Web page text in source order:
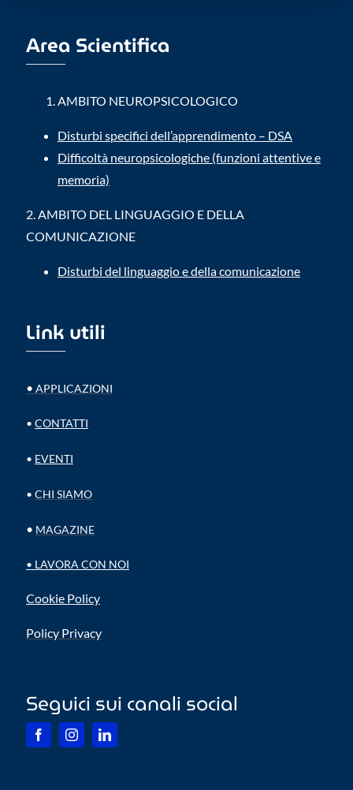
Area Scientifica
AMBITO NEUROPSICOLOGICO
Disturbi specifici dell’apprendimento – DSA
Difficoltà neuropsicologiche (funzioni attentive e
memoria)
2. AMBITO DEL LINGUAGGIO E DELLA
COMUNICAZIONE
Disturbi del linguaggio e della comunicazione
Link utili
• APPLICAZIONI
• CONTATTI
• EVENTI
• CHI SIAMO
• MAGAZINE
• LAVORA CON NOI
Cookie Policy
Policy Privacy
Seguici sui canali social